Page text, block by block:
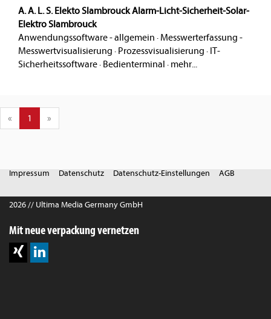
A. A. L. S. Elekto Slambrouck Alarm-Licht-Sicherheit-Solar-
Elektro Slambrouck
Anwendungssoftware - allgemein · Messwerterfassung -
Messwertvisualisierung · Prozessvisualisierung · IT-
Sicherheitssoftware· Bedienterminal · mehr...
« 1 »
Impressum Datenschutz Datenschutz-Einstellungen AGB
2026 // Ultima Media Germany GmbH
Mit neue verpackung vernetzen